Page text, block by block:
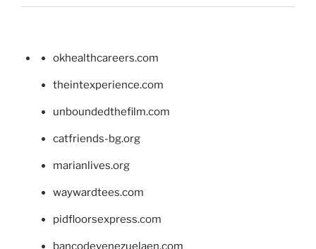
okhealthcareers.com
theintexperience.com
unboundedthefilm.com
catfriends-bg.org
marianlives.org
waywardtees.com
pidfloorsexpress.com
bancodevenezuelaen.com